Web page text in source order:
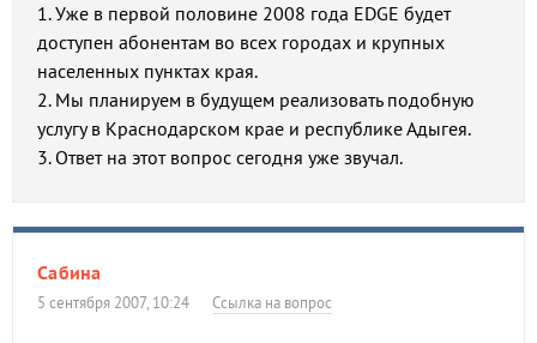
1. Уже в первой половине 2008 года EDGE будет
доступен абонентам во всех городах и крупных
населенных пунктах края.
2. Мы планируем в будущем реализовать подобную
услугу в Краснодарском крае и республике Адыгея.
3. Ответ на этот вопрос сегодня уже звучал.
Сабина
5 сентября 2007, 10:24 Ссылка на вопрос